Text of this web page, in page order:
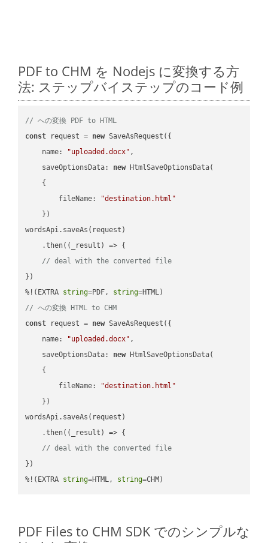
PDF to CHM を Nodejs に変換する方
法: ステップバイステップのコード例
// への変換 PDF to HTML
const request = new SaveAsRequest({
name: "uploaded.docx" ,
saveOptionsData: new HtmlSaveOptionsData(
    {
fileName:
"destination.html"
    })
wordsApi.saveAs(request)
    .then(
( _result ) => {
// deal with the converted file
})
%!(EXTRA string=PDF, string
// への変換 HTML to CHM
const request = new SaveAsRequest({
name: "uploaded.docx" ,
saveOptionsData: new HtmlSaveOptionsData(
    {
fileName:
"destination.html"
    })
wordsApi.saveAs(request)
    .then(
( _result ) => {
// deal with the converted file
})
%!(EXTRA string=HTML, string=CHM)
PDF Files to CHM SDK でのシンプルな